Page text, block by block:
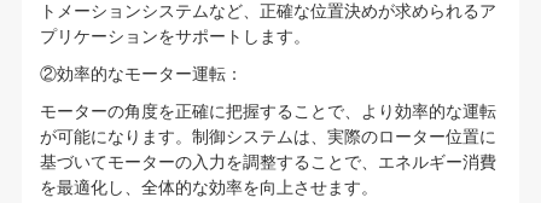
トメーションシステムなど、正確な位置決めが求められるア
プリケーションをサポートします。
②効率的なモーター運転：
モーターの角度を正確に把握することで、より効率的な運転
が可能になります。制御システムは、実際のローター位置に
基づいてモーターの入力を調整することで、エネルギー消費
を最適化し、全体的な効率を向上させます。